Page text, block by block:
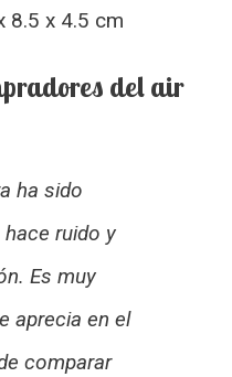
8.5 x 4.5 cm
del air
ha sido
ruido y
Es muy
aprecia en el
comparar